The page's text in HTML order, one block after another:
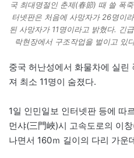
국 최대명절인 춘제(春節) 때 쓸 폭
터넷판은 처음에 사망자가 26명이
된 사망자가 11명이라고 밝혔다. 긴
락현장에서 구조작업을 벌이고 있
중국 허난성에서 화물차에 실린
져 최소 11명이 숨졌다.
1일 인민일보 인터넷판 등에 따
먼샤(三門峽)시 고속도로의 이
나면서 160ｍ 길이의 다리 가운